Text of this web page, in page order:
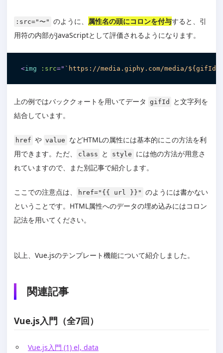
:src="〜" のように、 属性名の頭にコロンを付与すると、引
用符の内部がJavaScriptとして評価されるようになります。
<img :src=" `https://media.giphy.com/media/
上の例ではバッククォートを用いてデータ gifId
と文字列を
結合しています。
href や value
などHTMLの属性には基本的にこの方法を利
用できます。ただ、
class と style
には他の方法が用意さ
れていますので、また別記事で紹介します。
ここでの注意点は、 href="{{ url }}" のようには書かない
ということです。HTML属性へのデータの埋め込みにはコロン
記法を用いてください。
以上、Vue.jsのテンプレート機能について紹介しました。
関連記事
Vue.js入門（全7回）
Vue.js入門 (1) el, data